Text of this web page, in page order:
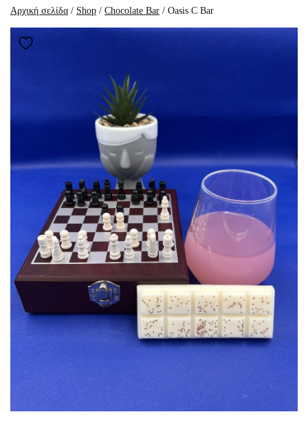
Αρχική σελίδα / Shop / Chocolate Bar / Oasis C Bar